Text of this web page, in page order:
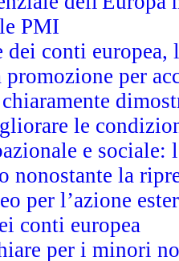
PMI
dei conti
per
le
e
nonostante la
per l’azione
conti europea
per i minori